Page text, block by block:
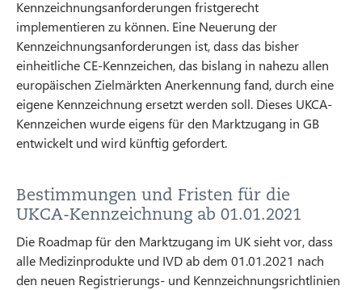
Kennzeichnungsanforderungen fristgerecht
implementieren zu können. Eine Neuerung der
Kennzeichnungsanforderungen ist, dass das bisher
einheitliche CE-Kennzeichen, das bislang in nahezu allen
europäischen Zielmärkten Anerkennung fand, durch eine
eigene Kennzeichnung ersetzt werden soll. Dieses UKCA-
Kennzeichen wurde eigens für den Marktzugang in GB
entwickelt und wird künftig gefordert.
Bestimmungen und Fristen für die
UKCA-Kennzeichnung ab 01.01.2021
Die Roadmap für den Marktzugang im UK sieht vor, dass
alle Medizinprodukte und IVD ab dem 01.01.2021 nach
den neuen Registrierungs- und Kennzeichnungsrichtlinien